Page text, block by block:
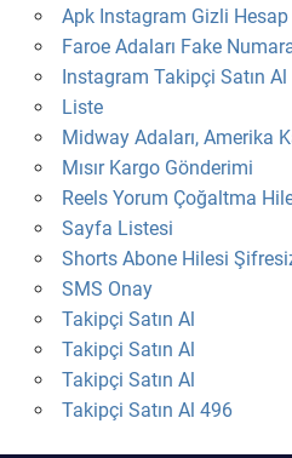
Apk Instagram Gizli Hesap
Faroe Adaları Fake
Instagram Takipçi Satın Al
Liste
Midway Adaları, Amerika
Mısır Kargo Gönderimi
Reels Yorum Çoğaltma
Sayfa Listesi
Shorts Abone Hilesi
SMS Onay
Takipçi Satın Al
Takipçi Satın Al
Takipçi Satın Al
Takipçi Satın Al 496